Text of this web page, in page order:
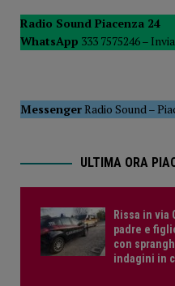
[ 7 Agosto
[ 8 Agosto 2026
Radio Sound Piacenza 24
WhatsApp 333 7575246 – Invia
MessengerRadio Sound–
ULTIMA ORA
Rissa in via
padre e
con
indagini in